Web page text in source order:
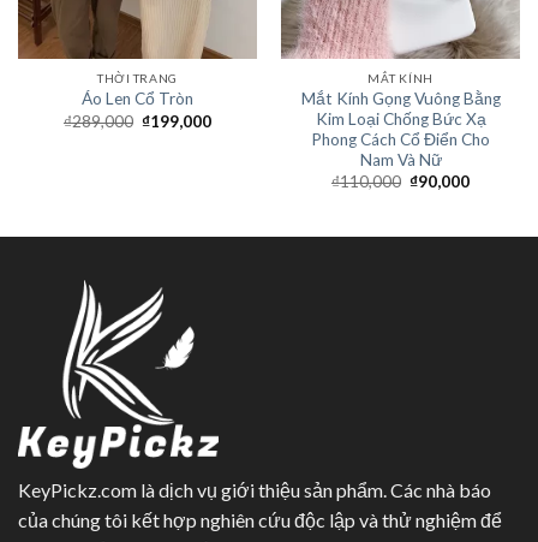
THỜI TRANG
Áo Len Cổ Tròn
₫289,000 ₫199,000
MẮT KÍNH
Mắt Kính Gọng Vuông Bằng
Kim Loại Chống Bức Xạ
Phong Cách Cổ Điển Cho
Nam Và Nữ
₫110,000 ₫90,000
KeyPickz.com là dịch vụ giới thiệu sản phẩm. Các nhà báo
của chúng tôi kết hợp nghiên cứu độc lập và thử nghiệm để